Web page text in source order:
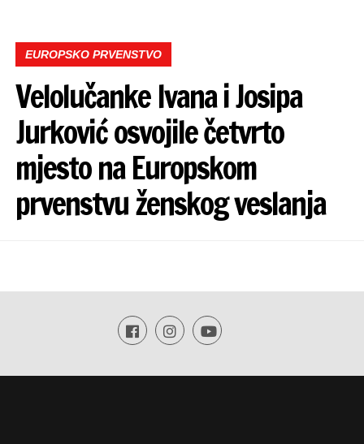
EUROPSKO PRVENSTVO
Velolučanke Ivana i Josipa
Jurković osvojile četvrto
mjesto na Europskom
prvenstvu ženskog veslanja